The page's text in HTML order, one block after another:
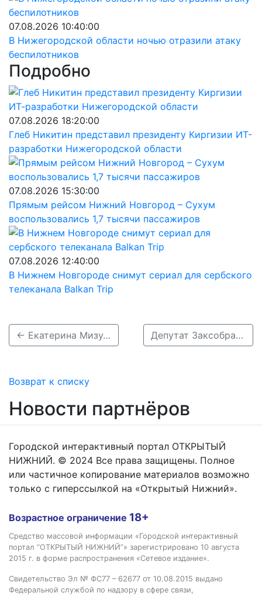
07.08.2026 10:40:00
В Нижегородской области ночью отразили атаку
беспилотников
Подробно
07.08.2026 18:20:00
Глеб Никитин представил президенту Киргизии ИТ-
разработки Нижегородской области
07.08.2026 15:30:00
Прямым рейсом Нижний Новгород – Сухум
воспользовались 1,7 тысячи пассажиров
07.08.2026 12:40:00
В Нижнем Новгороде снимут сериал для сербского
телеканала Balkan Trip
← Екатерина Мизулина и SHAMAN поженились в Донецке Депутат Заксобрания Татьяна Гриневич выиграла суд у нижегородского перевозчика →
Возврат к списку
Новости партнёров
Городской интерактивный портал ОТКРЫТЫЙ
НИЖНИЙ. © 2024 Все права защищены. Полное
или частичное копирование материалов возможно
только с гиперссылкой на «Открытый Нижний».
Возрастное ограничение 18+
Средство массовой информации «Городской интерактивный
портал “ОТКРЫТЫЙ НИЖНИЙ”» зарегистрировано 10 августа
2015 г. в форме распространения «Сетевое издание».
Свидетельство Эл № ФС77 – 62677 от 10.08.2015 выдано
Федеральной службой по надзору в сфере связи,